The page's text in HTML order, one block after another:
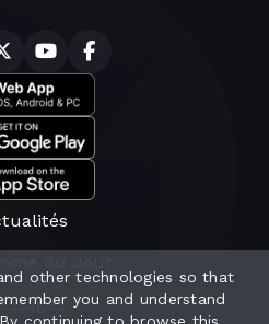
other technologies so that
you and understand